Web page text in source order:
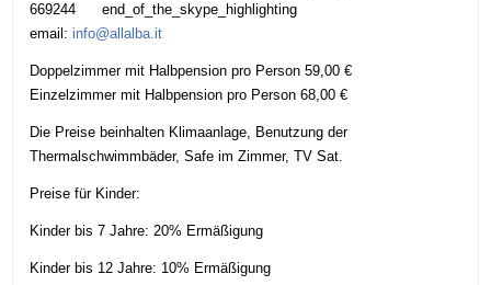
669244
end_of_the_skype_highlighting
email:info@allalba.it
Doppelzimmer mit Halbpension pro Person 59,00 €
Einzelzimmer mit Halbpension pro Person 68,00 €
Die Preise beinhalten Klimaanlage, Benutzung der
Thermalschwimmbäder, Safe im Zimmer, TV Sat.
Preise für Kinder:
Kinder bis 7 Jahre: 20% Ermäßigung
Kinder bis 12 Jahre: 10% Ermäßigung